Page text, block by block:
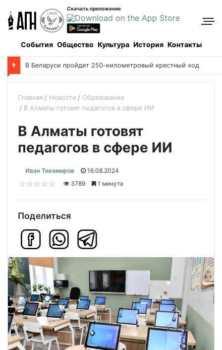
Скачать приложение
События Общество Культура История Контакты
В Беларуси пройдет 250-километровый крестный ход
Главная Новости
Образование
В Алматы готовят педагогов в сфере ИИ
В Алматы готовят
педагогов в сфере ИИ
Иван Тихомиров
16.08.2024
3789
1 минута
Поделиться